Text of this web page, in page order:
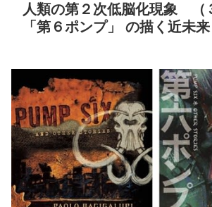
人類の第２次低脳化現象
「第６ポンプ」 の描く近未来